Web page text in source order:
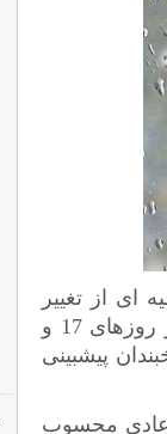
ای از تغییر
وضعیت جوی طی روزهای آینده خبر داد. بر اساس این اطلاعیه، در روزهای 17 و
پیشبینی
عادی محسوب